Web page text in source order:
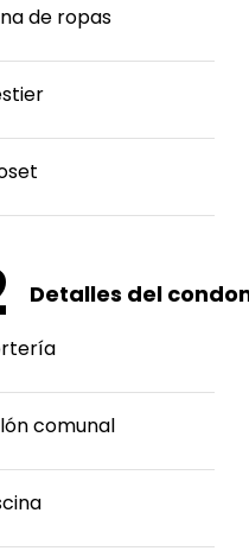
de ropas
Detalles del
comunal